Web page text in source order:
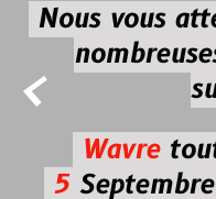

Nous vous
Wavre
5